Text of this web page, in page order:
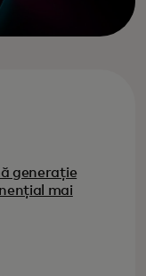
generație
mai